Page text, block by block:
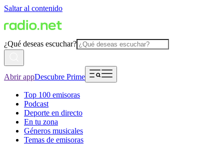
Saltar al contenido
¿Qué deseas escuchar?
Abrir appDescubre Prime
Top 100 emisoras
Podcast
Deporte en directo
En tu zona
Géneros musicales
Temas de emisoras